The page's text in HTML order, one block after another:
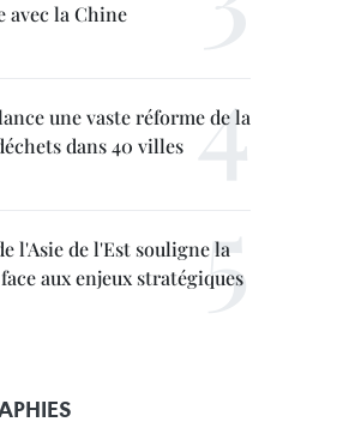
avec la Chine
une vaste réforme de la
dans 40 villes
l'Asie de l'Est souligne la
aux enjeux stratégiques